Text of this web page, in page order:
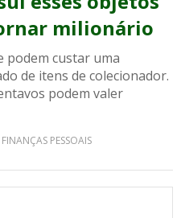
milionário
podem custar uma
de itens de colecionador.
podem valer
PESSOAIS